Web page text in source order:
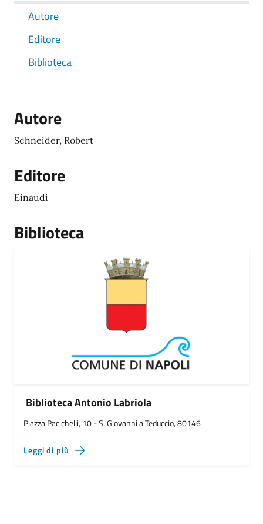
Autore
Editore
Biblioteca
Autore
Schneider, Robert
Editore
Einaudi
Biblioteca
Biblioteca Antonio Labriola
Piazza Pacichelli, 10 - S. Giovanni a Teduccio, 80146
Leggi di più